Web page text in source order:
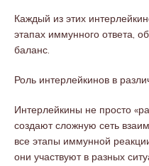
Каждый из этих
этапах иммунного ответа,
баланс.
Роль интерлейкинов в
Интерлейкины не просто
создают сложную сеть
все этапы иммунной
они участвуют в разных